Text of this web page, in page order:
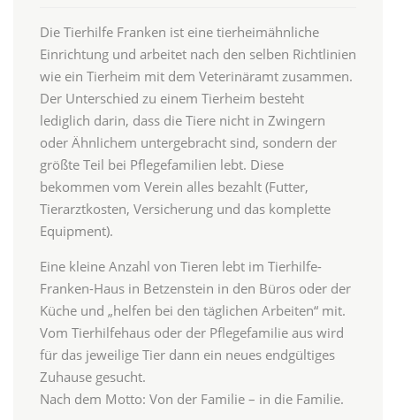
Die Tierhilfe Franken ist eine tierheimähnliche
Einrichtung und arbeitet nach den selben Richtlinien
wie ein Tierheim mit dem Veterinäramt zusammen.
Der Unterschied zu einem Tierheim besteht
lediglich darin, dass die Tiere nicht in Zwingern
oder Ähnlichem untergebracht sind, sondern der
größte Teil bei Pflegefamilien lebt. Diese
bekommen vom Verein alles bezahlt (Futter,
Tierarztkosten, Versicherung und das komplette
Equipment).
Eine kleine Anzahl von Tieren lebt im Tierhilfe-
Franken-Haus in Betzenstein in den Büros oder der
Küche und „helfen bei den täglichen Arbeiten“ mit.
Vom Tierhilfehaus oder der Pflegefamilie aus wird
für das jeweilige Tier dann ein neues endgültiges
Zuhause gesucht.
Nach dem Motto: Von der Familie – in die Familie.